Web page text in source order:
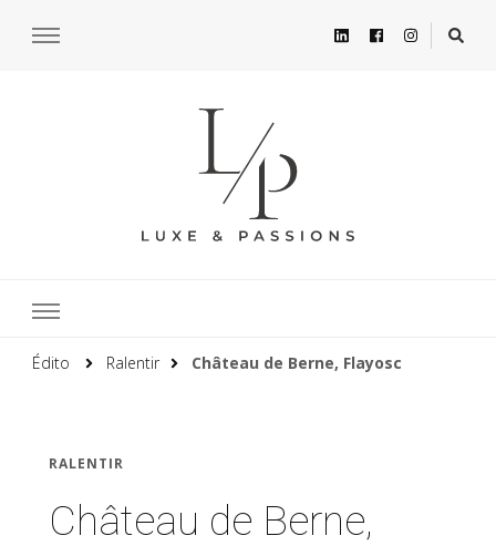
Édito Ralentir Château de Berne, Flayosc
RALENTIR
Château de Berne,